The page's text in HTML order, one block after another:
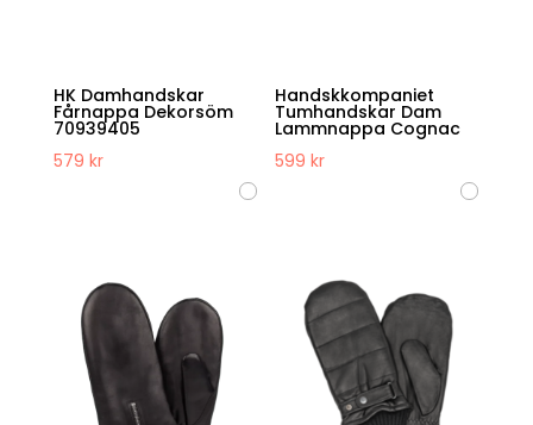
HK Damhandskar
Fårnappa Dekorsöm
70939405
579 kr
Handskkompaniet
Tumhandskar Dam
Lammnappa Cognac
599kr